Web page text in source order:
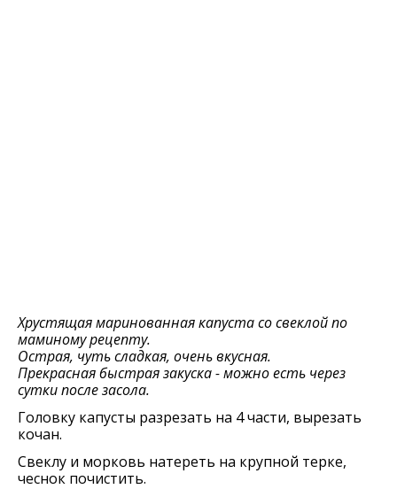
Хрустящая маринованная капуста со свеклой по
маминому рецепту.
Острая, чуть сладкая, очень вкусная.
Прекрасная быстрая закуска - можно есть через
сутки после засола.
Головку капусты разрезать на 4 части, вырезать
кочан.
Свеклу и морковь натереть на крупной терке,
чеснок почистить.